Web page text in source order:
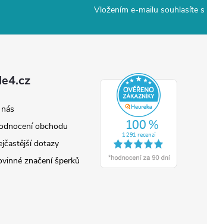
Vložením e-mailu souhlasíte s
obchodu
dotazy
značení šperků